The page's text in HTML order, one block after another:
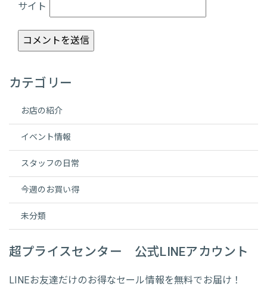
サイト
カテゴリー
お店の紹介
イベント情報
スタッフの日常
今週のお買い得
未分類
超プライスセンター 公式LINEアカウント
LINEお友達だけのお得なセール情報を無料でお届け！